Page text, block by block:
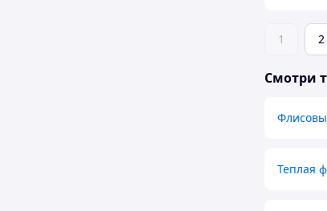
1 2
Смотри
Теплая